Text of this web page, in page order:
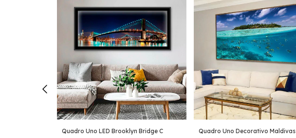
Quadro Uno LED Brooklyn Bridge C Quadro Uno Decorativo Maldivas